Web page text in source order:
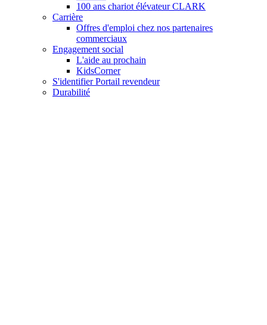
100 ans chariot élévateur CLARK
Carrière
Offres d'emploi chez nos partenaires
commerciaux
Engagement social
L'aide au prochain
KidsCorner
S'identifier Portail revendeur
Durabilité